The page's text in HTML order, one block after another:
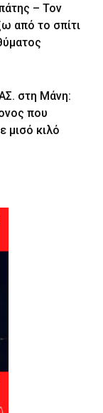
– Τον
από το σπίτι
στη Μάνη:
που
μισό κιλό